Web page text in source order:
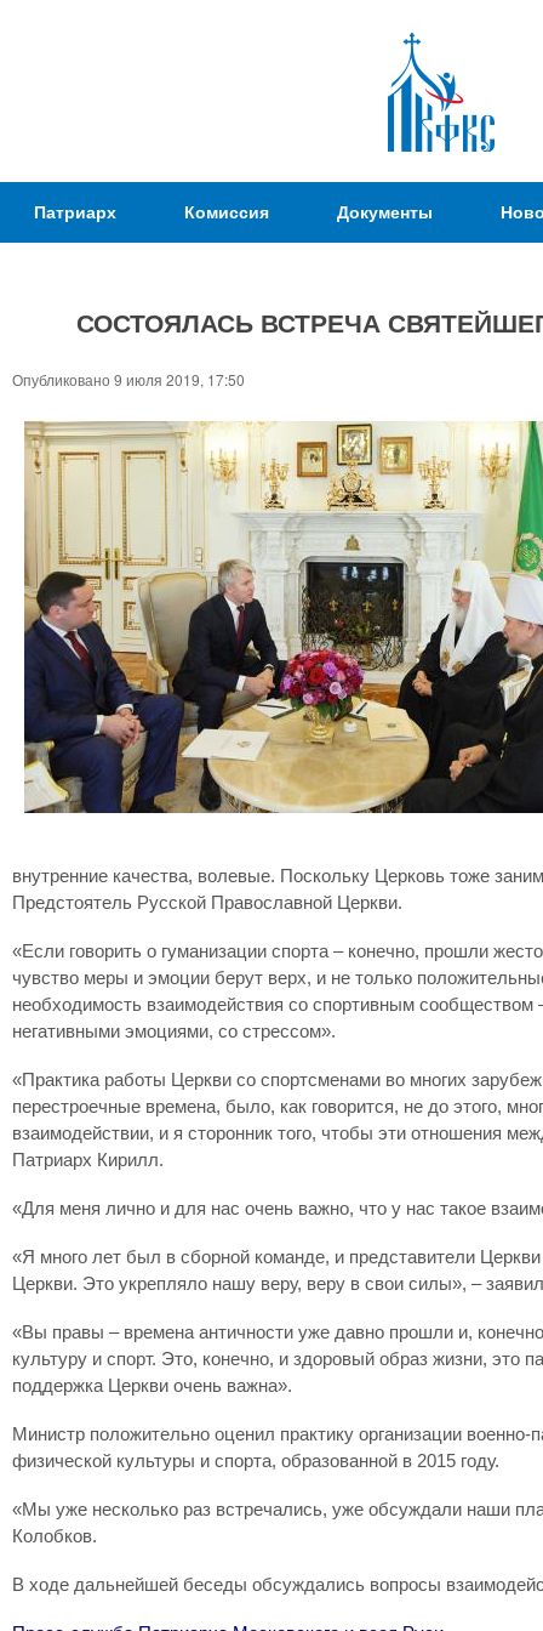
Патриаршая
Комиссия
вопросам
физической
культуры и
спорта
Патриарх Комиссия Документы
Вы
СОСТОЯЛАСЬ ВСТРЕЧА
Опубликовано 9 июля 2019, 17:50
внутренние качества, волевые. Поскольку Церковь тоже
Предстоятель Русской Православной Церкви.
«Если говорить о гуманизации спорта – конечно, прошли
чувство меры и эмоции берут верх, и не только
необходимость взаимодействия со спортивным
негативными эмоциями, со стрессом».
«Практика работы Церкви со спортсменами во многих
перестроечные времена, было, как говорится, не до этого,
взаимодействии, и я сторонник того, чтобы эти отношения
Патриарх Кирилл.
«Для меня лично и для нас очень важно, что у нас такое
«Я много лет был в сборной команде, и представители
Церкви. Это укрепляло нашу веру, веру в свои силы», –
«Вы правы – времена античности уже давно прошли и,
культуру и спорт. Это, конечно, и здоровый образ жизни, это
поддержка Церкви очень важна».
Министр положительно оценил практику организации
физической культуры и спорта, образованной в 2015 году.
«Мы уже несколько раз встречались, уже обсуждали наши
Колобков.
В ходе дальнейшей беседы обсуждались вопросы